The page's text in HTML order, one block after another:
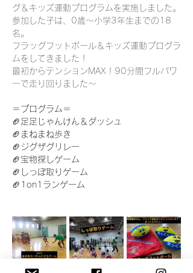
グ＆キッズ運動プログラムを実施しました。
参加した子は、0歳〜小学3年生までの18
名。
フラッグフットボール＆キッズ運動プログラ
ムをしてきました！
最初からテンションMAX！90分間フルパワ
ーで走り回りました〜
＝プログラム＝
🏈足足じゃんけん＆ダッシュ
🏈まねまね歩き
🏈ジグザグリレー
🏈宝物探しゲーム
🏈しっぽ取りゲーム
🏈1on1ランゲーム